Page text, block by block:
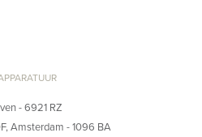
- 6921 RZ
Amsterdam - 1096 BA